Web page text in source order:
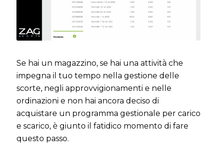
Se hai un magazzino, se hai una attività che
impegna il tuo tempo nella gestione delle
scorte, negli approvvigionamenti e nelle
ordinazioni e non hai ancora deciso di
acquistare un programma gestionale per carico
e scarico, è giunto il fatidico momento di fare
questo passo.